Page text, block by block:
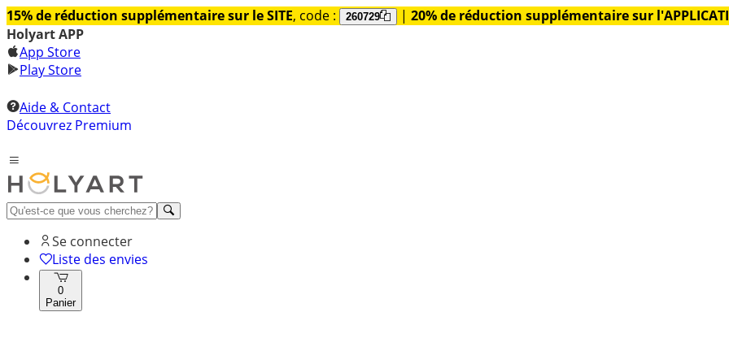
15% de réduction supplémentaire sur le SITE, code : 260729 | 20% de réduction supplémentaire sur
Holyart APP
App Store
Play Store
Aide & Contact
Découvrez Premium
Se connecter
Liste des envies
0
Panier